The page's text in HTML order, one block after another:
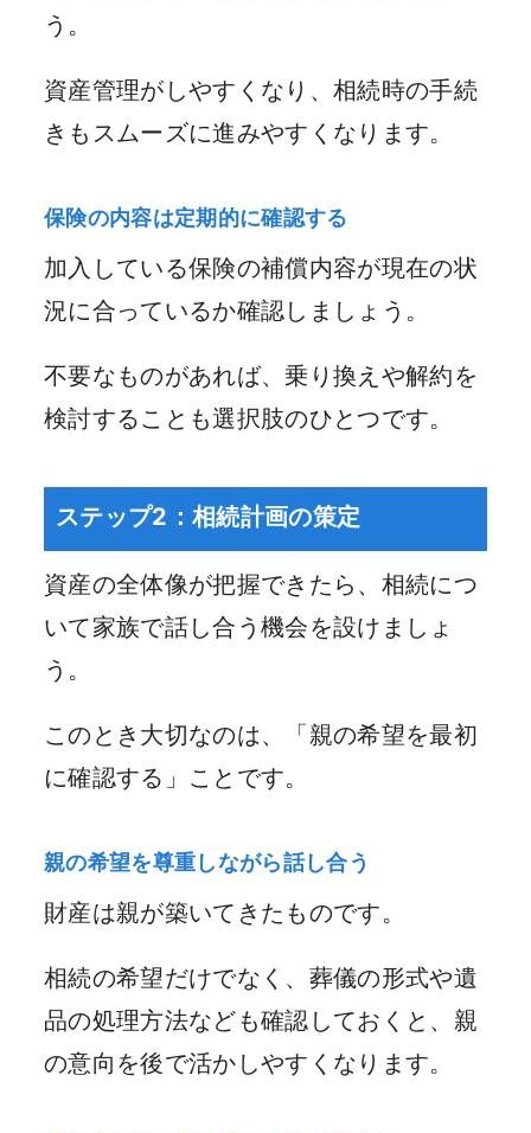
う。
資産管理がしやすくなり、相続時の手続
きもスムーズに進みやすくなります。
保険の内容は定期的に確認する
加入している保険の補償内容が現在の状
況に合っているか確認しましょう。
不要なものがあれば、乗り換えや解約を
検討することも選択肢のひとつです。
ステップ2：相続計画の策定
資産の全体像が把握できたら、相続につ
いて家族で話し合う機会を設けましょ
う。
このとき大切なのは、「親の希望を最初
に確認する」ことです。
親の希望を尊重しながら話し合う
財産は親が築いてきたものです。
相続の希望だけでなく、葬儀の形式や遺
品の処理方法なども確認しておくと、親
の意向を後で活かしやすくなります。